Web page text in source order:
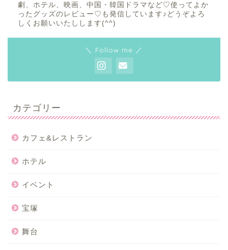
劇、ホテル、映画、中国・韓国ドラマなど♡使ってよか
ったグッズのレビュー♡も発信しています♪どうぞよろ
しくお願いいたしします(^^)
＼ Follow me ／
カテゴリー
カフェ&レストラン
ホテル
イベント
宝塚
舞台